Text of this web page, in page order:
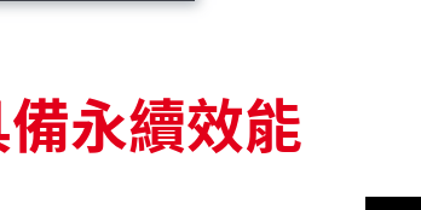
永續效能